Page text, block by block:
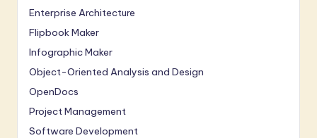
Enterprise Architecture
Flipbook Maker
Infographic Maker
Object-Oriented Analysis and Design
OpenDocs
Project Management
Software Development